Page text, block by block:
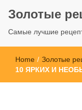
Золотые
Самые лучшие
Home / Золотые
10 ЯРКИХ И